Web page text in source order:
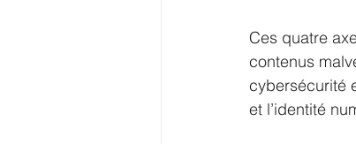
Ces quatre
contenus
cybersécurité
et l’identité